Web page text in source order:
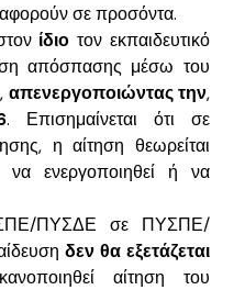
σε προσόντα.
ίδιο τον εκπαιδευτικό
απόσπασης μέσω του
απενεργοποιώντας την,
. Επισημαίνεται ότι σε
η αίτηση θεωρείται
να ενεργοποιηθεί ή να
ΠΥΣΔΕ σε ΠΥΣΠΕ/
δεν θα εξετάζεται
αίτηση του